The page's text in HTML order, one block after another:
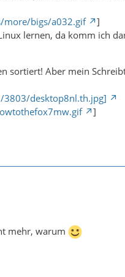
more/bigs/a032.gif
]
lernen, da komm ich
sortiert! Aber mein
3803/desktop8nl.th.jpg]
]
mehr, warum